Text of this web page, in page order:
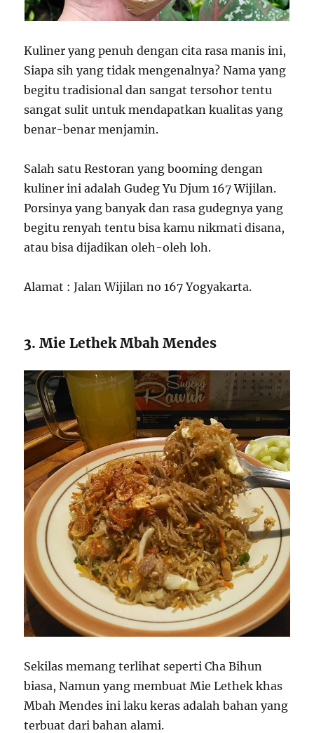
Kuliner yang penuh dengan cita rasa manis ini,
Siapa sih yang tidak mengenalnya? Nama yang
begitu tradisional dan sangat tersohor tentu
sangat sulit untuk mendapatkan kualitas yang
benar-benar menjamin.
Salah satu Restoran yang booming dengan
kuliner ini adalah Gudeg Yu Djum 167 Wijilan.
Porsinya yang banyak dan rasa gudegnya yang
begitu renyah tentu bisa kamu nikmati disana,
atau bisa dijadikan oleh-oleh loh.
Alamat : Jalan Wijilan no 167 Yogyakarta.
3. Mie Lethek Mbah Mendes
Sekilas memang terlihat seperti Cha Bihun
biasa, Namun yang membuat Mie Lethek khas
Mbah Mendes ini laku keras adalah bahan yang
terbuat dari bahan alami.